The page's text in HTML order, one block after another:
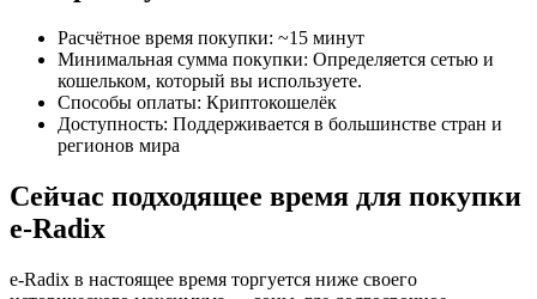
Фьючерсы на COIN-M
Криптовалютные фьючерсы
TradFi
Деривативы на акции, форекс, драгоценные металлы и
Расчётное время покупки: ~15 минут
Минимальная сумма покупки: Определяется сетью и
кошельком, который вы используете.
Способы оплаты: Криптокошелёк
Доступность: Поддерживается в большинстве стран и
регионов мира
Сейчас подходящее время для покупки
e-Radix
e-Radix в настоящее время торгуется ниже своего